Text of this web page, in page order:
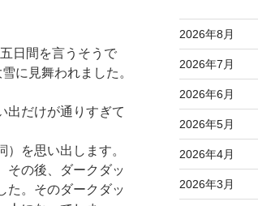
日間を言うそうで
に見舞われました。
だけが通りすぎて
）を思い出します。
その後、ダークダッ
た。そのダークダッ
2026年8月
2026年7月
2026年6月
2026年5月
2026年4月
2026年3月